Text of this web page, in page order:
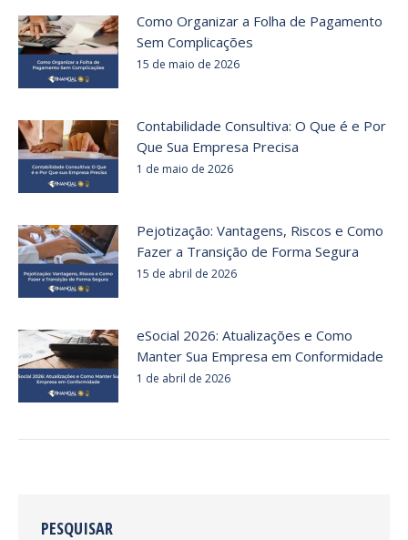
Como Organizar a Folha de Pagamento
Sem Complicações
15 de maio de 2026
Contabilidade Consultiva: O Que é e Por
Que Sua Empresa Precisa
1 de maio de 2026
Pejotização: Vantagens, Riscos e Como
Fazer a Transição de Forma Segura
15 de abril de 2026
eSocial 2026: Atualizações e Como
Manter Sua Empresa em Conformidade
1 de abril de 2026
PESQUISAR